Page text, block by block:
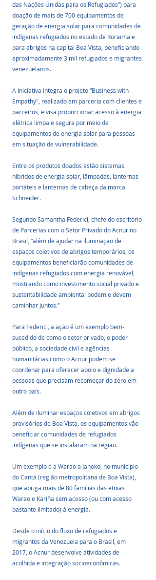
das Nações Unidas para os Refugiados”) para
doação de mais de 700 equipamentos de
geração de energia solar para comunidades de
indígenas refugiados no estado de Roraima e
para abrigos na capital Boa Vista, beneficiando
aproximadamente 3 mil refugiados e migrantes
venezuelanos.
A iniciativa integra o projeto “Business with
Empathy", realizado em parceria com clientes e
parceiros, e visa proporcionar acesso à energia
elétrica limpa e segura por meio de
equipamentos de energia solar para pessoas
em situação de vulnerabilidade.
Entre os produtos doados estão sistemas
híbridos de energia solar, lâmpadas, lanternas
portáteis e lanternas de cabeça da marca
Schneider.
Segundo Samantha Federici, chefe do escritório
de Parcerias com o Setor Privado do Acnur no
Brasil, “além de ajudar na iluminação de
espaços coletivos de abrigos temporários, os
equipamentos beneficiarão comunidades de
indígenas refugiados com energia renovável,
mostrando como investimento social privado e
sustentabilidade ambiental podem e devem
caminhar juntos.”
Para Federici, a ação é um exemplo bem-
sucedido de como o setor privado, o poder
público, a sociedade civil e agências
humanitárias como o Acnur podem se
coordenar para oferecer apoio e dignidade a
pessoas que precisam recomeçar do zero em
outro país.
Além de iluminar espaços coletivos em abrigos
provisórios de Boa Vista, os equipamentos vão
beneficiar comunidades de refugiados
indígenas que se instalaram na região.
Um exemplo é a Warao a Janoko, no município
do Cantá (região metropolitana de Boa Vista),
que abriga mais de 80 famílias das etnias
Warao e Kariña sem acesso (ou com acesso
bastante limitado) à energia.
Desde o início do fluxo de refugiados e
migrantes da Venezuela para o Brasil, em
2017, o Acnur desenvolve atividades de
acolhida e integração socioeconômicas.